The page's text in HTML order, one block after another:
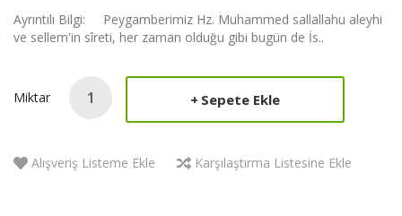
Ayrıntılı Bilgi: Peygamberimiz Hz. Muhammed sallallahu aleyhi
ve sellem'in sîreti, her zaman olduğu gibi bugün de İs..
Miktar Sepete Ekle
Alışveriş Listeme Ekle Karşılaştırma Listesine Ekle